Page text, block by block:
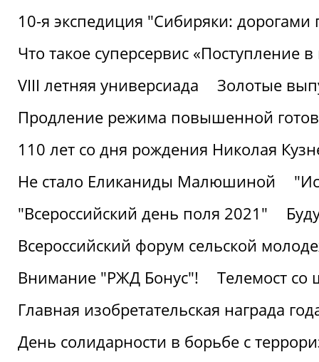
10-я экспедиция "Сибиряки: дорогами
Что такое суперсервис «Поступление
VIII летняя универсиада
Золотые
Продление режима повышенной
110 лет со дня рождения Николая
Не стало Еликаниды Малюшиной
"Всероссийский день поля 2021"
Всероссийский форум сельской
Внимание "РЖД Бонус"!
Телемост
Главная изобретательская награда
День солидарности в борьбе с